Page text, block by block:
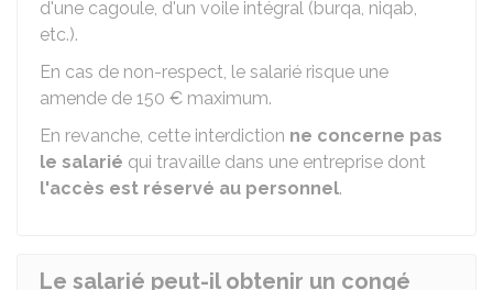
d'une cagoule, d'un voile intégral (burqa, niqab,
etc.).
En cas de non-respect, le salarié risque une
amende de 150 € maximum.
En revanche, cette interdiction ne concerne pas
le salarié qui travaille dans une entreprise dont
l'accès est réservé au personnel.
Le salarié peut-il obtenir un congé